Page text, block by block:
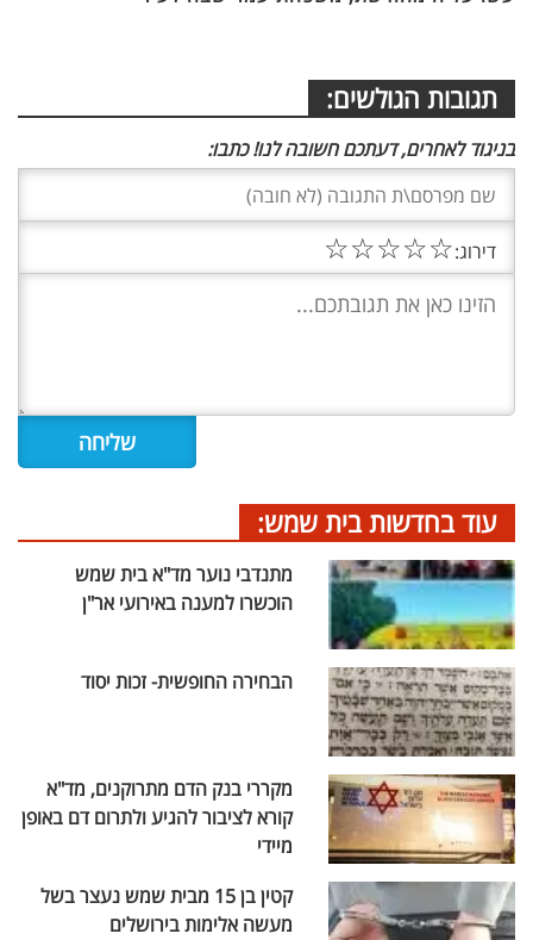
תגובות הגולשים:
בניגוד לאחרים, דעתכם חשובה לנו! כתבו:
דירוג:☆
☆
☆
☆
☆
עוד בחדשות בית שמש:
מתנדבי נוער מד"א בית שמש
הוכשרו למענה באירועי אר"ן
הבחירה החופשית- זכות יסוד
מקררי בנק הדם מתרוקנים, מד"א
קורא לציבור להגיע ולתרום דם באופן
מיידי
קטין בן 15 מבית שמש נעצר בשל
מעשה אלימות בירושלים